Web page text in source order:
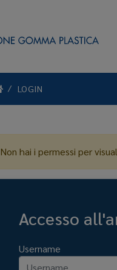
LOGIN
Non hai i permessi per
Accesso
Username